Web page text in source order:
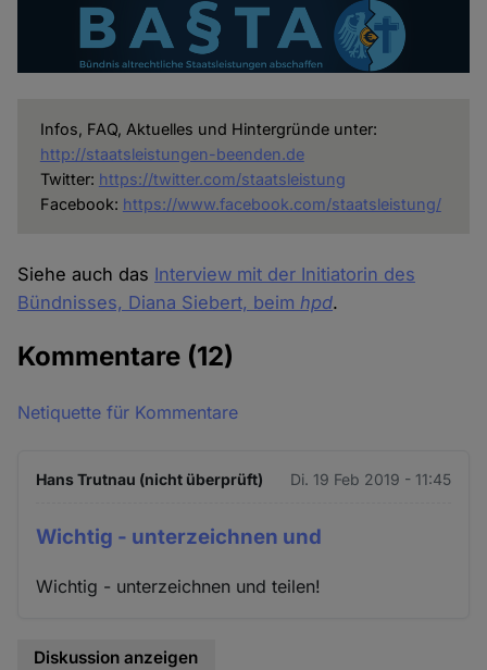
Infos, FAQ, Aktuelles und Hintergründe unter:
http://staatsleistungen-beenden.de
Twitter: https://twitter.com/staatsleistung
Facebook: https://www.facebook.com/staatsleistung/
Siehe auch das Interview mit der Initiatorin des
Bündnisses, Diana Siebert, beimhpd.
Kommentare (12)
Netiquette für Kommentare
Hans Trutnau (nicht überprüft) Di. 19 Feb 2019 - 11:45
Wichtig - unterzeichnen und
Wichtig - unterzeichnen und teilen!
Diskussion anzeigen